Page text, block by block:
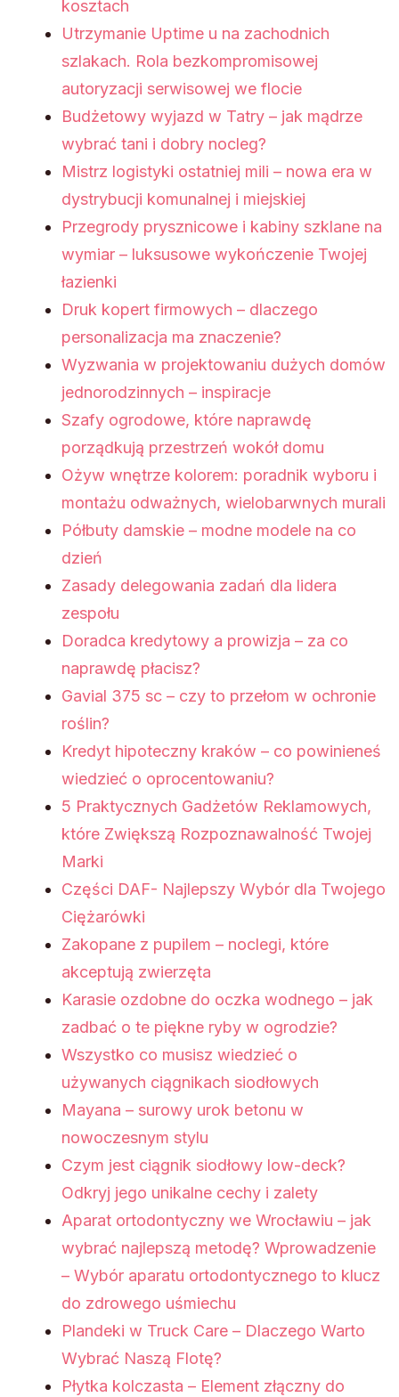
kosztach
Utrzymanie Uptime u na zachodnich
szlakach. Rola bezkompromisowej
autoryzacji serwisowej we flocie
Budżetowy wyjazd w Tatry – jak mądrze
wybrać tani i dobry nocleg?
Mistrz logistyki ostatniej mili – nowa era w
dystrybucji komunalnej i miejskiej
Przegrody prysznicowe i kabiny szklane na
wymiar – luksusowe wykończenie Twojej
łazienki
Druk kopert firmowych – dlaczego
personalizacja ma znaczenie?
Wyzwania w projektowaniu dużych domów
jednorodzinnych – inspiracje
Szafy ogrodowe, które naprawdę
porządkują przestrzeń wokół domu
Ożyw wnętrze kolorem: poradnik wyboru i
montażu odważnych, wielobarwnych murali
Półbuty damskie – modne modele na co
dzień
Zasady delegowania zadań dla lidera
zespołu
Doradca kredytowy a prowizja – za co
naprawdę płacisz?
Gavial 375 sc – czy to przełom w ochronie
roślin?
Kredyt hipoteczny kraków – co powinieneś
wiedzieć o oprocentowaniu?
5 Praktycznych Gadżetów Reklamowych,
które Zwiększą Rozpoznawalność Twojej
Marki
Części DAF- Najlepszy Wybór dla Twojego
Ciężarówki
Zakopane z pupilem – noclegi, które
akceptują zwierzęta
Karasie ozdobne do oczka wodnego – jak
zadbać o te piękne ryby w ogrodzie?
Wszystko co musisz wiedzieć o
używanych ciągnikach siodłowych
Mayana – surowy urok betonu w
nowoczesnym stylu
Czym jest ciągnik siodłowy low-deck?
Odkryj jego unikalne cechy i zalety
Aparat ortodontyczny we Wrocławiu – jak
wybrać najlepszą metodę? Wprowadzenie
– Wybór aparatu ortodontycznego to klucz
do zdrowego uśmiechu
Plandeki w Truck Care – Dlaczego Warto
Wybrać Naszą Flotę?
Płytka kolczasta – Element złączny do